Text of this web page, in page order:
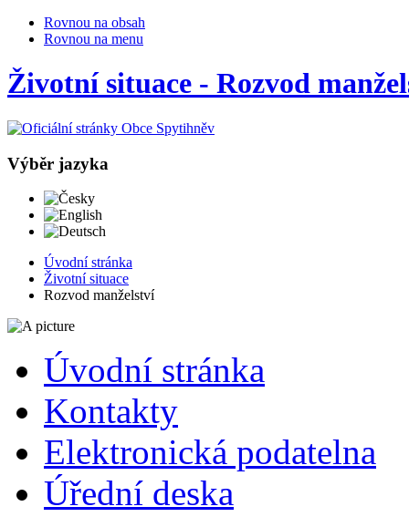
Rovnou na obsah
Rovnou na menu
Životní situace - Rozvod
Výběr jazyka
Česky
Úvodní stránka
Životní situace
Rozvod manželství
Úvodní stránka
Kontakty
Elektronická podatelna
Úřední deska